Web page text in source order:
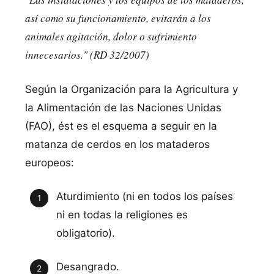
así como su funcionamiento, evitarán a los
animales agitación, dolor o sufrimiento
innecesarios." (RD 32/2007)
Según la Organización para la Agricultura y
la Alimentación de las Naciones Unidas
(FAO), ést es el esquema a seguir en la
matanza de cerdos en los mataderos
europeos:
Aturdimiento (ni en todos los países
ni en todas la religiones es
obligatorio).
Desangrado.